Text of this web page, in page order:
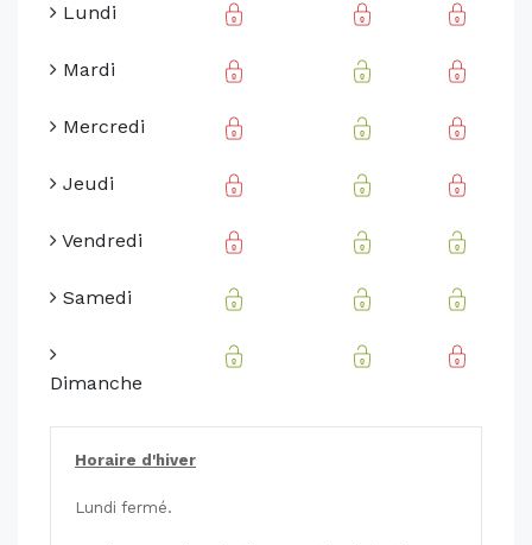
Lundi
Mardi
Mercredi
Jeudi
Vendredi
Samedi
Dimanche
Horaire d'hiver
Lundi fermé.